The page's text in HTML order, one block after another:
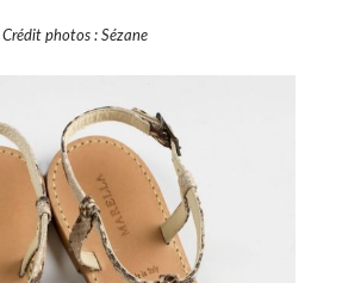
Crédit photos : Sézane